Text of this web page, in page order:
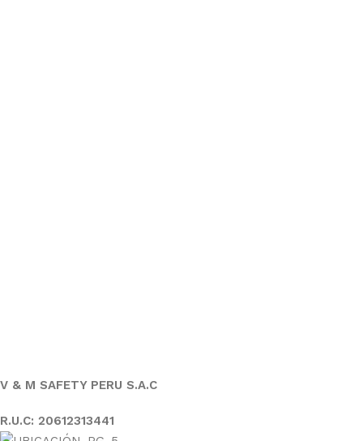
V & M SAFETY PERU S.A.C
R.U.C: 20612313441